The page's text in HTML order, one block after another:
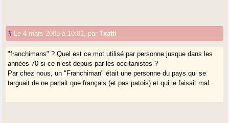
# Le 4 mars 2008 à 10:01 parTxatti
"franchimans" ? Quel est ce mot utilisé par personne jusque dans les
années 70 si ce n’est depuis par les occitanistes ?
Par chez nous, un "Franchiman" était une personne du pays qui se
targuait de ne parlait que français (et pas patois) et qui le faisait mal.